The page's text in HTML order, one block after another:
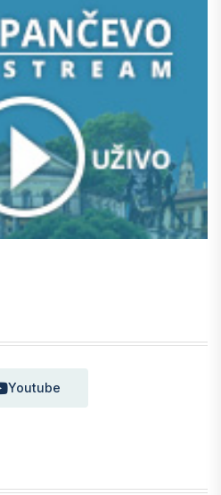
Youtube